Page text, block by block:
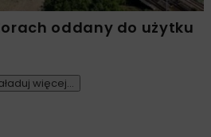
oddany do użytku
więcej...